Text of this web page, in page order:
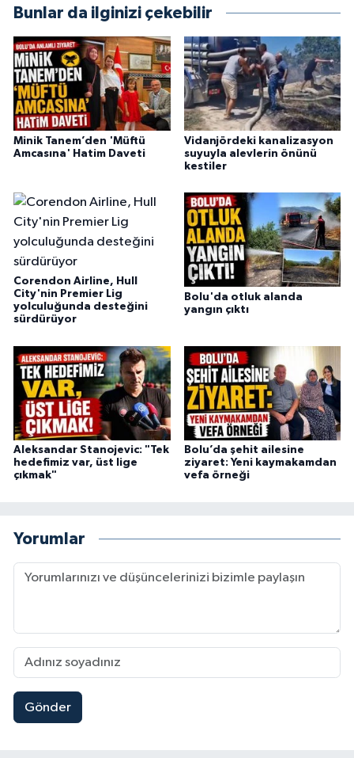
Bunlar da ilginizi çekebilir
Minik Tanem’den 'Müftü
Amcasına' Hatim Daveti
Vidanjördeki kanalizasyon
suyuyla alevlerin önünü
kestiler
Corendon Airline, Hull
City'nin Premier Lig
yolculuğunda desteğini
sürdürüyor
Bolu'da otluk alanda
yangın çıktı
Aleksandar Stanojevic: "Tek
hedefimiz var, üst lige
çıkmak"
Bolu’da şehit ailesine
ziyaret: Yeni kaymakamdan
vefa örneği
Yorumlar
Gönder